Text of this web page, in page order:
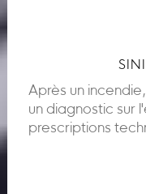
Après un
un diagnostic sur
prescriptions